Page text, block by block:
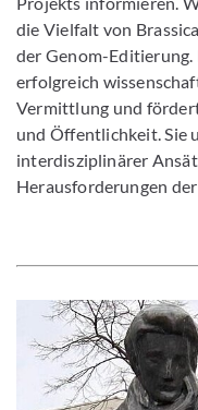
die Vielfalt von
der Genom-
erfolgreich
Vermittlung und
und Öffentlichkeit. Sie
interdisziplinärer
Herausforderungen